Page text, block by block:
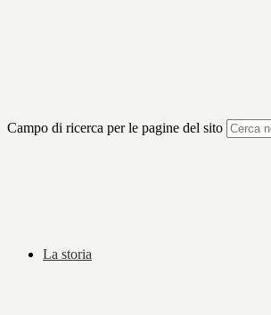
Campo di ricerca per le pagine del sito
La storia